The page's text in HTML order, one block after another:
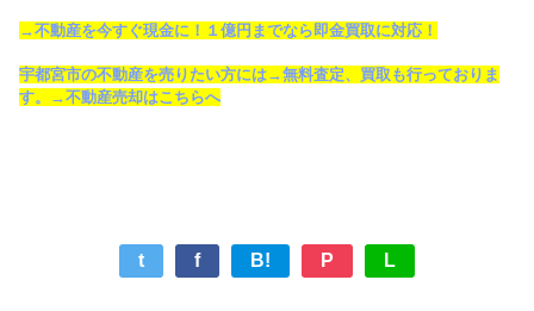
→不動産を今すぐ現金に！１億円までなら即金買取に対応！
宇都宮市の不動産を売りたい方には→無料査定、買取も行っておりま
す。→不動産売却はこちらへ
t f B! P L